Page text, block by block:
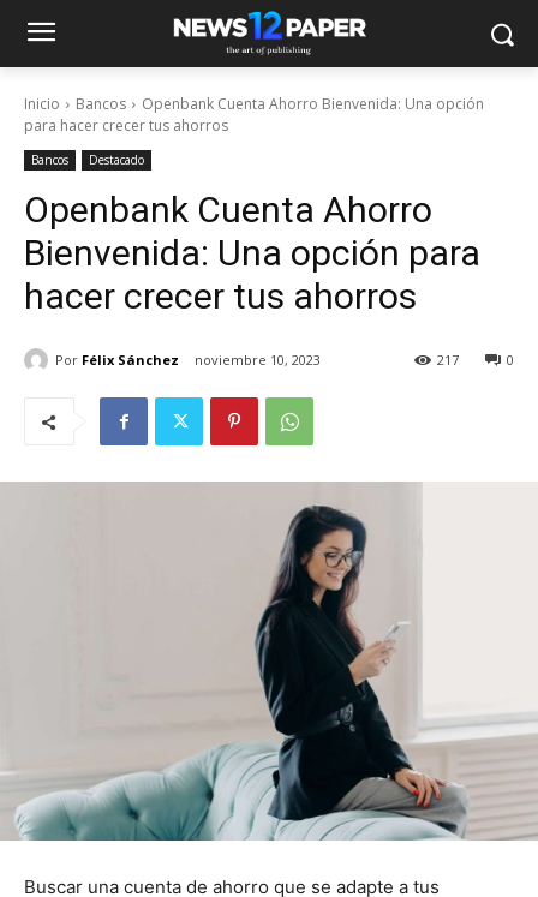
Inicio Bancos
Openbank Cuenta Ahorro Bienvenida: Una opción
para hacer crecer tus ahorros
Bancos Destacado
Openbank Cuenta Ahorro
Bienvenida: Una opción para
hacer crecer tus ahorros
Por Félix Sánchez noviembre 10, 2023 0
217
Buscar una cuenta de ahorro que se adapte a tus